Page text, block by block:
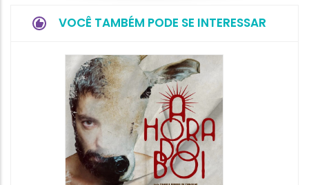
VOCÊ TAMBÉM PODE SE INTERESSAR